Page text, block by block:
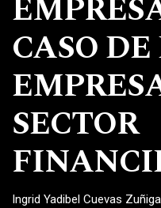
CASO DE
SECTOR
Ingrid Yadibel Cuevas Zuñiga